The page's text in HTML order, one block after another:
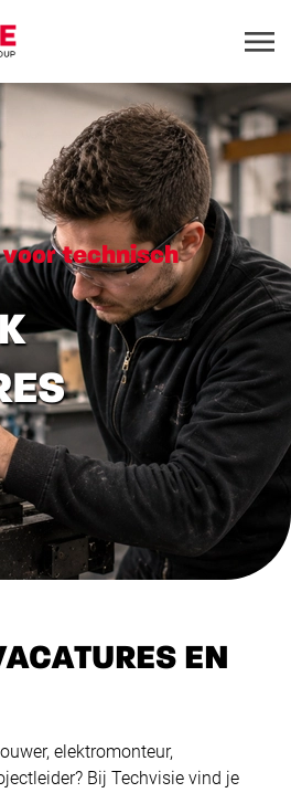
voor technisch
EN
elektromonteur,
Bij Techvisie vind je